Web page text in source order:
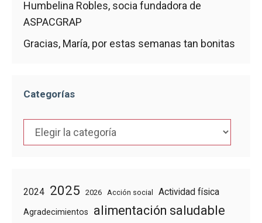
Humbelina Robles, socia fundadora de
ASPACGRAP
Gracias, María, por estas semanas tan bonitas
Categorías
Categorías
2024 2025 2026 Acción social Actividad física
Agradecimientos alimentación saludable